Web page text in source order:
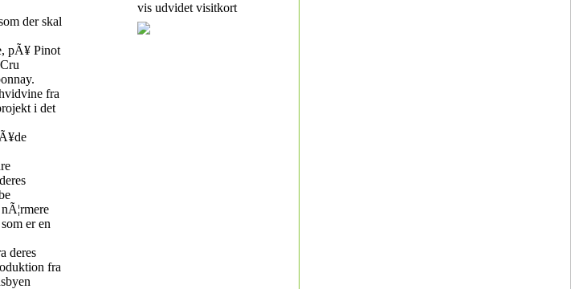
der skal
pÃ¥ Pinot
fra
i det
er en
deres
fra
vis udvidet visitkort